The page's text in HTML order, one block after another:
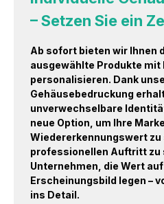
– Setzen Sie ein
Ab sofort bieten wir Ihnen
ausgewählte Produkte mit
personalisieren. Dank
Gehäusebedruckung
unverwechselbare
neue Option, um Ihre
Wiedererkennungswert zu
professionellen Auftritt zu
Unternehmen, die Wert
Erscheinungsbild legen –
ins Detail.